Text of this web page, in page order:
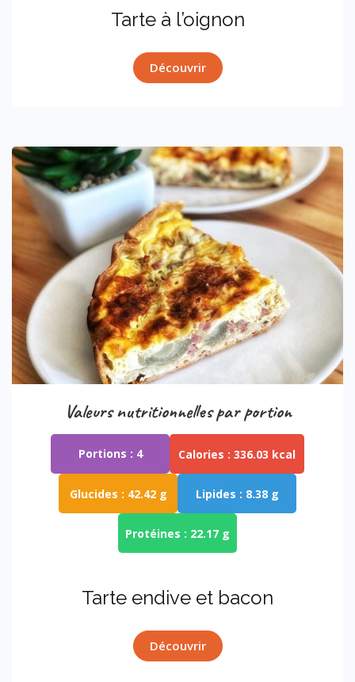
Tarte à l’oignon
Découvrir
Valeurs nutritionnelles par portion
Portions : 4 Calories : 336.03 kcal
Glucides : 42.42 g Lipides : 8.38 g
Protéines : 22.17 g
tarte endive et bacon
Découvrir